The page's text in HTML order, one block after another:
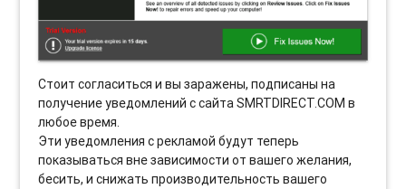
Стоит согласиться и вы заражены, подписаны на
получение уведомлений с сайта SMRTDIRECT.COM в
любое время.
Эти уведомления с рекламой будут теперь
показываться вне зависимости от вашего желания,
бесить, и снижать производительность вашего